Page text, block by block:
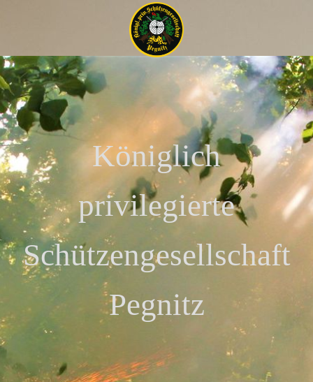
Königlich
privilegierte
Schützengesellschaft
Pegnitz